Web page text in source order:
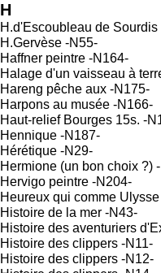
H
H.d'Escoubleau de Sourdis
H.Gervèse -N55-
Haffner peintre -N164-
Halage d'un vaisseau à
Hareng pêche aux -N175-
Harpons au musée -N166-
Haut-relief Bourges 15s. -
Hennique -N187-
Hérétique -N29-
Hermione (un bon choix ?)
Hervigo peintre -N204-
Heureux qui comme
Histoire de la mer -N43-
Histoire des aventuriers
Histoire des clippers -N11-
Histoire des clippers -N12-